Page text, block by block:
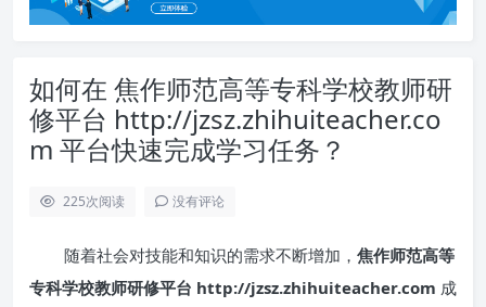
如何在 焦作师范高等专科学校教师研
修平台 http://jzsz.zhihuiteacher.co
m 平台快速完成学习任务？
225次阅读 没有评论
随着社会对技能和知识的需求不断增加， 焦作师范高等
专科学校教师研修平台 http://jzsz.zhihuiteacher.com 成